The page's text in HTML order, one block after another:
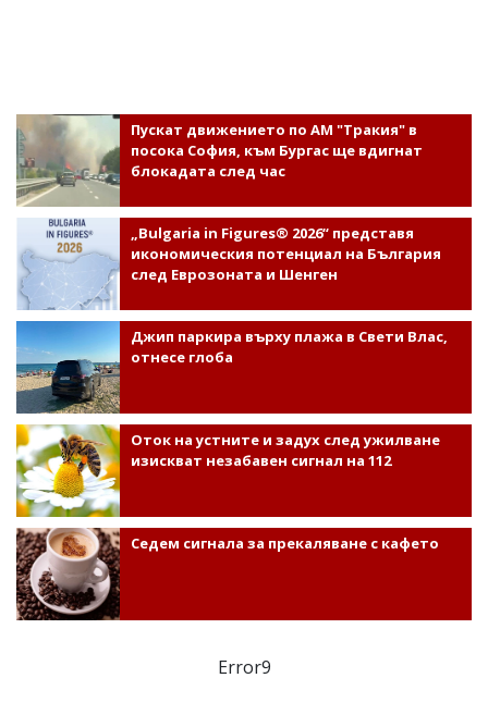
Пускат движението по АМ "Тракия" в
посока София, към Бургас ще вдигнат
блокадата след час
„Bulgaria in Figures® 2026“ представя
икономическия потенциал на България
след Еврозоната и Шенген
Джип паркира върху плажа в Свети Влас,
отнесе глоба
Оток на устните и задух след ужилване
изискват незабавен сигнал на 112
Седем сигнала за прекаляване с кафето
Error9